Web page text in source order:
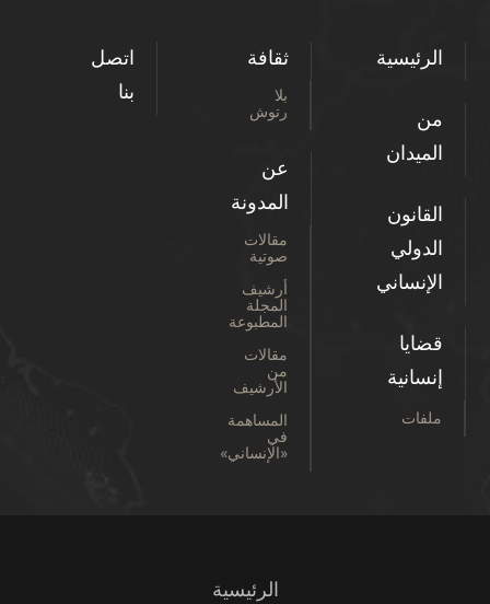
الرئيسية
من
الميدان
القانون
الدولي
الإنساني
قضايا
إنسانية
ملفات
ثقافة
بلا
رتوش
عن
المدونة
مقالات
صوتية
أرشيف
المجلة
المطبوعة
مقالات
من
الأرشيف
المساهمة
في
«الإنساني»
اتصل
بنا
الرئيسية